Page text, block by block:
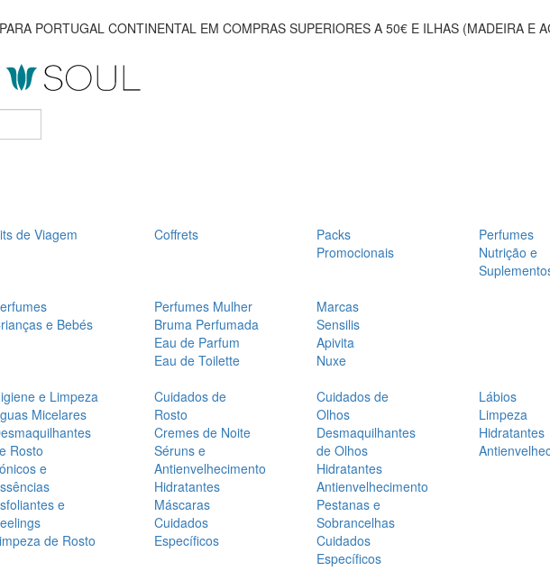
PORTUGAL CONTINENTAL EM COMPRAS SUPERIORES A 50€ E ILHAS (MADEIRA E
de Viagem
Coffrets
Packs
Promocionais
Perfumes
Nutrição e
e Bebés
Perfumes Mulher
Bruma Perfumada
Eau de Parfum
Eau de Toilette
Marcas
Sensilis
Apivita
Nuxe
e Limpeza
Micelares
Rosto
e
e
de Rosto
Cuidados de
Rosto
Cremes de Noite
Séruns e
Antienvelhecimento
Hidratantes
Máscaras
Cuidados
Específicos
Cuidados de
Olhos
Desmaquilhantes
de Olhos
Hidratantes
Antienvelhecimento
Pestanas e
Sobrancelhas
Cuidados
Específicos
Lábios
Limpeza
Hidratantes